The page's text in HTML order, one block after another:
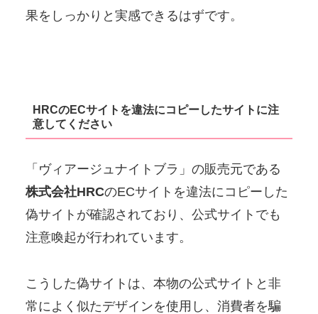
果をしっかりと実感できるはずです。
HRCのECサイトを違法にコピーしたサイトに注
意してください
「ヴィアージュナイトブラ」の販売元である
株式会社HRCのECサイトを違法にコピーした
偽サイトが確認されており、公式サイトでも
注意喚起が行われています。
こうした偽サイトは、本物の公式サイトと非
常によく似たデザインを使用し、消費者を騙